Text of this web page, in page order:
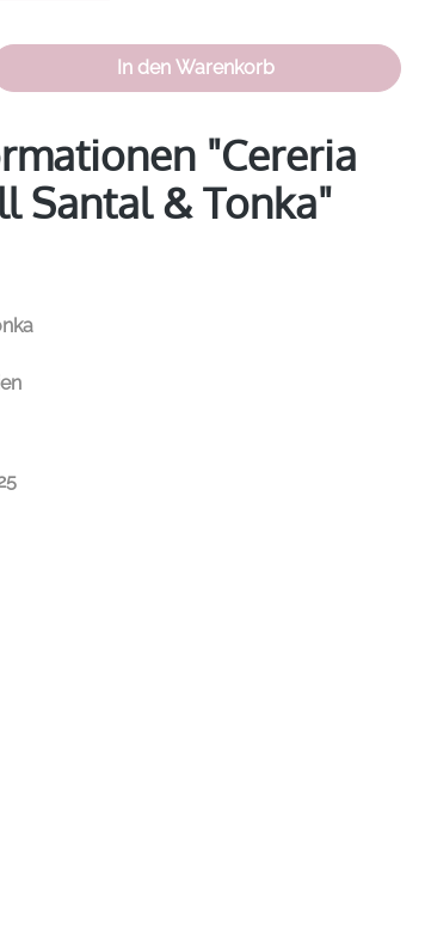
den gewünschten Wert
In den Warenkorb
"Cereria
Santal & Tonka"